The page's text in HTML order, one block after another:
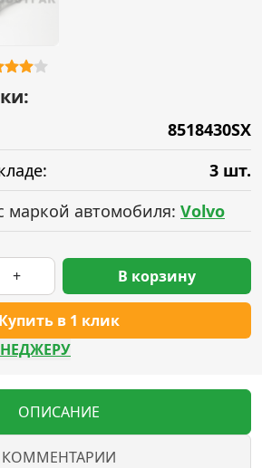
8518430SX
3 шт.
маркой автомобиля: Volvo
+
Купить в 1 клик
В корзину
ОПИСАНИЕ
КОММЕНТАРИИ